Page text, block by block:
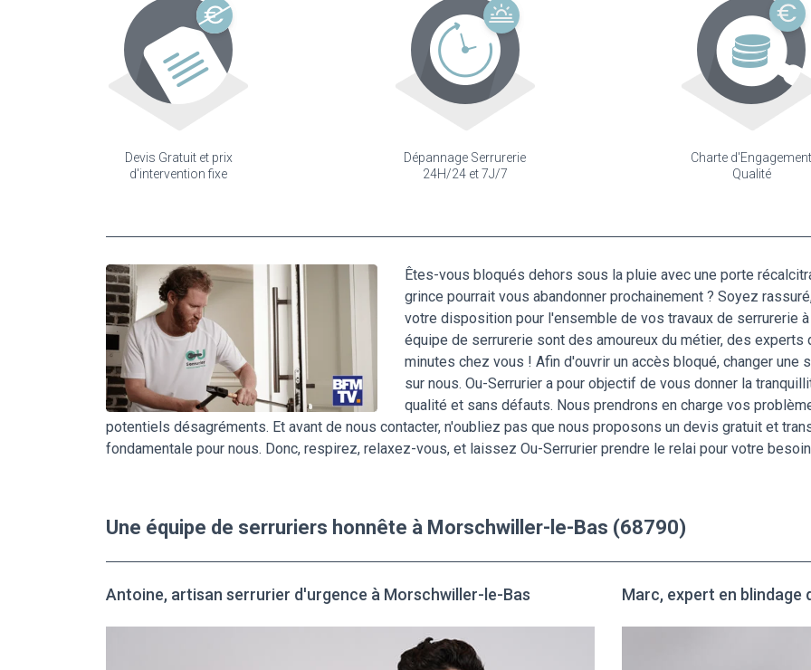
Devis Gratuit et prix
d'intervention fixe
Dépannage Serrurerie
24H/24 et 7J/7
Charte d'Engagement
Qualité
Êtes-vous bloqués dehors sous la pluie avec une porte
grince pourrait vous abandonner prochainement ? Soyez
votre disposition pour l'ensemble de vos travaux de serrurerie
équipe de serrurerie sont des amoureux du métier, des
minutes chez vous ! Afin d'ouvrir un accès bloqué, changer
sur nous. Ou-Serrurier a pour objectif de vous donner la
qualité et sans défauts. Nous prendrons en charge vos
potentiels désagréments. Et avant de nous contacter, n'oubliez pas que nous proposons un devis gratuit et
fondamentale pour nous. Donc, respirez, relaxez-vous, et laissez Ou-Serrurier prendre le relai pour votre
Une équipe de serruriers honnête à Morschwiller-le-Bas (68790)
Antoine, artisan serrurier d'urgence à Morschwiller-le-Bas Marc, expert en blindage